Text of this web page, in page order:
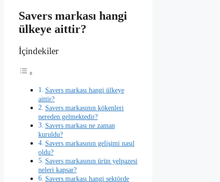
Savers markası hangi
ülkeye aittir?
İçindekiler
Savers markası hangi ülkeye
aittir?
Savers markasının kökenleri
nereden gelmektedir?
Savers markası ne zaman
kuruldu?
Savers markasının gelişimi nasıl
oldu?
Savers markasının ürün yelpazesi
neleri kapsar?
Savers markası hangi sektörde